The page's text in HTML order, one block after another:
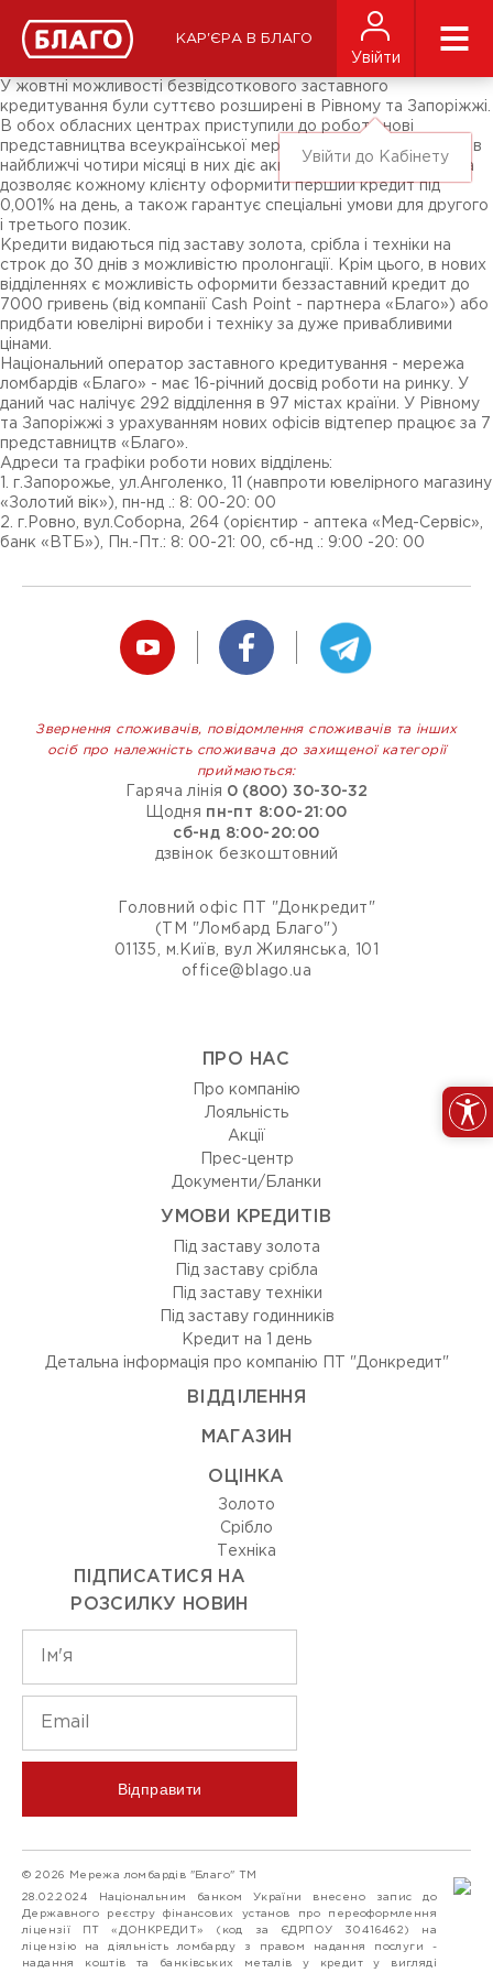
КАР'ЄРА В БЛАГО
Увійти
Увійти до Кабінету
СМИ о нас
Подписчикам соц-сетей
Ярмарки
У жовтні можливості безвідсоткового заставного
кредитування були суттєво розширені в Рівному та Запоріжжі.
В обох обласних центрах приступили до роботи нові
представництва всеукраїнської мережі ломбардів «Благо», і в
найближчі чотири місяці в них діє акція «Щедрий сусід». Вона
дозволяє кожному клієнту оформити перший кредит під
0,001% на день, а також гарантує спеціальні умови для другого
і третього позик.
Кредити видаються під заставу золота, срібла і техніки на
строк до 30 днів з можливістю пролонгації. Крім цього, в нових
відділеннях є можливість оформити беззаставний кредит до
7000 гривень (від компанії Cash Point - партнера «Благо») або
придбати ювелірні вироби і техніку за дуже привабливими
цінами.
Національний оператор заставного кредитування - мережа
ломбардів «Благо» - має 16-річний досвід роботи на ринку. У
даний час налічує 292 відділення в 97 містах країни. У Рівному
та Запоріжжі з урахуванням нових офісів відтепер працює за 7
представництв «Благо».
Адреси та графіки роботи нових відділень:
1. г.Запорожье, ул.Анголенко, 11 (навпроти ювелірного магазину
«Золотий вік»), пн-нд .: 8: 00-20: 00
2. г.Ровно, вул.Соборна, 264 (орієнтир - аптека «Мед-Сервіс»,
банк «ВТБ»), Пн.-Пт.: 8: 00-21: 00, сб-нд .: 9:00 -20: 00
Звернення споживачів, повідомлення споживачів та інших
осіб про належність споживача до захищеної категорії
приймаються:
Гаряча лінія 0 (800) 30-30-32
Щодня пн-пт 8:00-21:00
сб-нд 8:00-20:00
дзвінок безкоштовний
Головний офіс ПТ "Донкредит"
(ТМ "Ломбард Благо")
01135, м.Київ, вул Жилянська, 101
office@blago.ua
ПРО НАС
Про компанію
Лояльність
Акції
Прес-центр
Документи/Бланки
УМОВИ КРЕДИТІВ
Під заставу золота
Під заставу срібла
Під заставу техніки
Під заставу годинників
Кредит на 1 день
Детальна інформація про компанію ПТ "Донкредит"
ВIДДIЛЕННЯ
МАГАЗИН
ОЦIНКА
Золото
Срiбло
Технiка
ПІДПИСАТИСЯ НА
РОЗСИЛКУ НОВИН
Відправити
© 2026 Мережа ломбардів "Благо" ТМ
28.02.2024 Національним банком України внесено запис до
Державного реєстру фінансових установ про переоформлення
ліцензії ПТ «ДОНКРЕДИТ» (код за ЄДРПОУ 30416462) на
ліцензію на діяльність ломбарду з правом надання послуги -
надання коштів та банківських металів у кредит у вигляді